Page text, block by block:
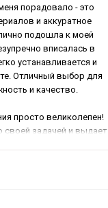
порадовало - это
и аккуратное
подошла к моей
вписалась в
устанавливается и
Отличный выбор для
и качество.
просто великолепен!
своей задачей и выдает